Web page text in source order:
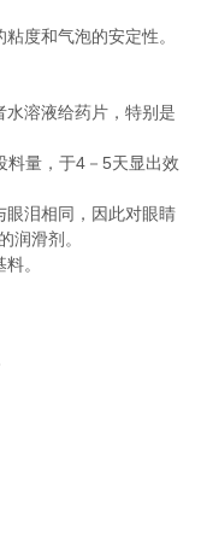
度和气泡的安定性。
溶液给药片，特别是
料量，于4－5天显出效
眼泪相同，因此对眼睛
润滑剂。
。